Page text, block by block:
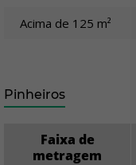
Acima de 125 m²
Pinheiros
Faixa de
metragem